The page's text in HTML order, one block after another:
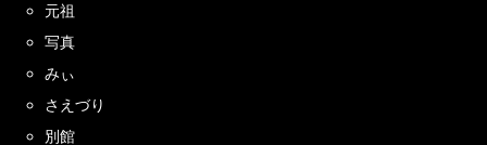
元祖
写真
みぃ
さえづり
別館